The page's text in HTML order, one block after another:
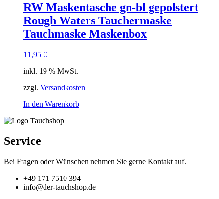
RW Maskentasche gn-bl gepolstert
Rough Waters Tauchermaske
Tauchmaske Maskenbox
11,95 €
inkl. 19 % MwSt.
zzgl. Versandkosten
In den Warenkorb
Service
Bei Fragen oder Wünschen nehmen Sie gerne Kontakt auf.
+49 171 7510 394
info@der-tauchshop.de